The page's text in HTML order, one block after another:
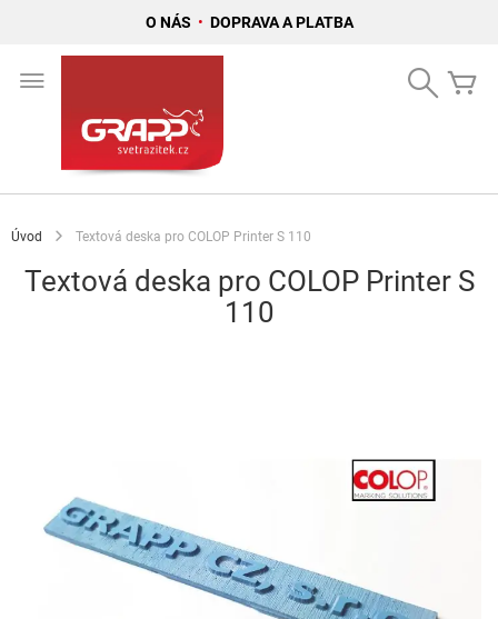
O NÁS • DOPRAVA A PLATBA
Search
Úvod Textová deska pro COLOP Printer S 110
Textová deska pro COLOP Printer S
110